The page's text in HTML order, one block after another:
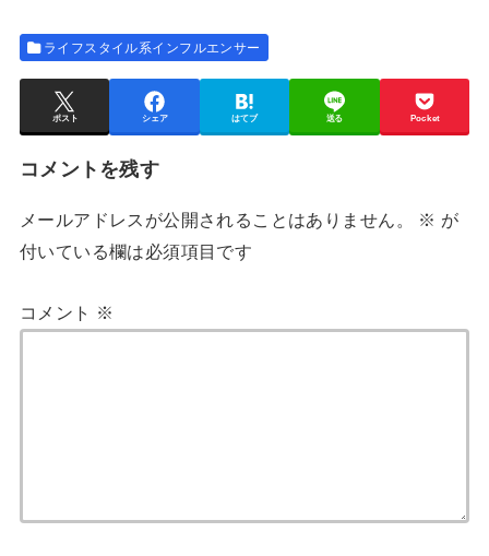
ライフスタイル系インフルエンサー
ポスト シェア はてブ 送る Pocket
コメントを残す
メールアドレスが公開されることはありません。 ※ が
付いている欄は必須項目です
コメント ※